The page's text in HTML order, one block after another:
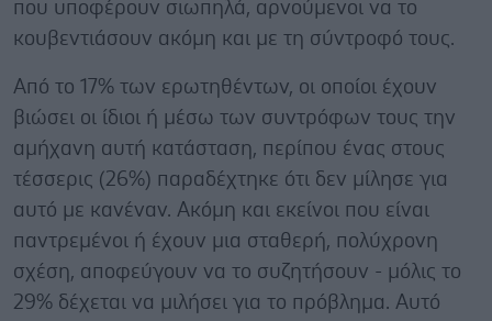
που υποφέρουν σιωπηλά, αρνούμενοι να το
κουβεντιάσουν ακόμη και με τη σύντροφό τους.
Από το 17% των ερωτηθέντων, οι οποίοι έχουν
βιώσει οι ίδιοι ή μέσω των συντρόφων τους την
αμήχανη αυτή κατάσταση, περίπου ένας στους
τέσσερις (26%) παραδέχτηκε ότι δεν μίλησε για
αυτό με κανέναν. Ακόμη και εκείνοι που είναι
παντρεμένοι ή έχουν μια σταθερή, πολύχρονη
σχέση, αποφεύγουν να το συζητήσουν - μόλις το
29% δέχεται να μιλήσει για το πρόβλημα. Αυτό